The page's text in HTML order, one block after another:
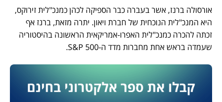
אורסולה ברנז, אשר בעברה כבר הספיקה לכהן כמנכ"לית זירוקס,
היא המנכ"לית הנוכחית של חברת ויאון. יתרה מזאת, ברנז אף
זכתה להכרה כמנכ"לית האפרו-אמריקאית הראשונה בהיסטוריה
שעמדה בראש אחת מחברות מדד ה-S&P 500.